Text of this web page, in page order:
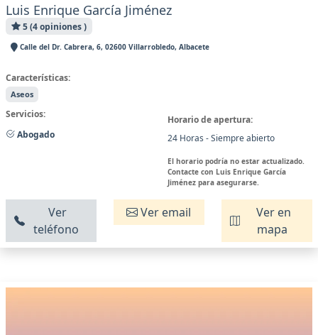
Luis Enrique García Jiménez
5 (4 opiniones )
Calle del Dr. Cabrera, 6, 02600 Villarrobledo, Albacete
Características:
Aseos
Servicios:
Abogado
Horario de apertura:
24 Horas - Siempre abierto
El horario podría no estar actualizado.
Contacte con Luis Enrique García
Jiménez para asegurarse.
Ver
teléfono
Ver email
Ver en
mapa